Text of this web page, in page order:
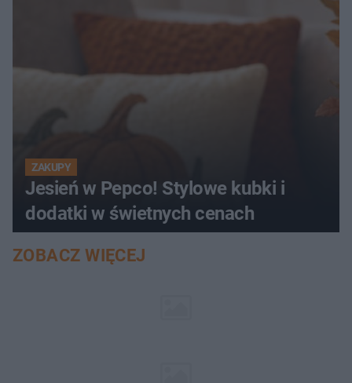
ZAKUPY
Jesień w Pepco! Stylowe kubki i
dodatki w świetnych cenach
ZOBACZ WIĘCEJ